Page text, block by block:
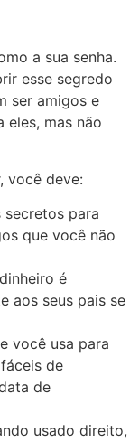
a sua senha.
esse segredo
ser amigos e
eles, mas não
você deve:
secretos para
que você não
é
aos seus pais se
você usa para
de
de
usado direito,